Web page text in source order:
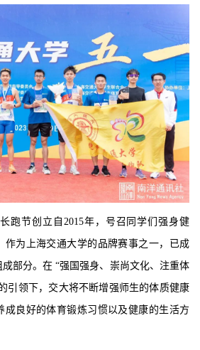
跑节创立自2015年，号召同学们强身健
作为上海交通大学的品牌赛事之一，已成
部分。在 “强国强身、崇尚文化、注重体
引领下，交大将不断增强师生的体质健康
成良好的体育锻炼习惯以及健康的生活方